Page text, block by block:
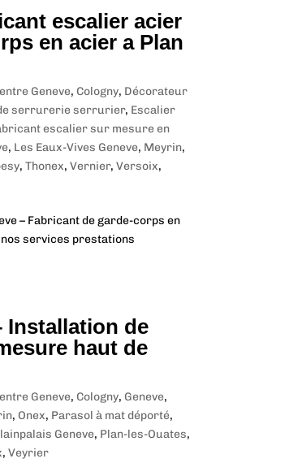
escalier acier
en acier a Plan
Geneve, Cologny, Décorateur
serrurerie serrurier, Escalier
escalier sur mesure en
, Les Eaux-Vives Geneve, Meyrin,
, Thonex, Vernier, Versoix,
– Fabricant de garde-corps en
services prestations
Installation de
haut de
Geneve, Cologny, Geneve,
, Onex, Parasol à mat déporté,
Geneve, Plan-les-Ouates,
, Veyrier